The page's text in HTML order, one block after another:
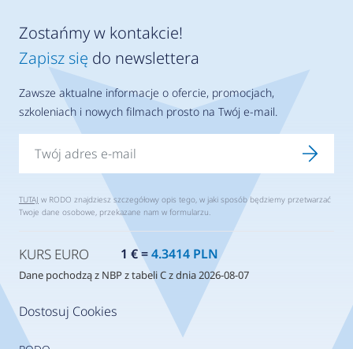
Dostosuj Cookies
Zostańmy w kontakcie!
Zapisz się do newslettera
Zawsze aktualne informacje o ofercie, promocjach,
szkoleniach i nowych filmach prosto na Twój e-mail.
TUTAJ w RODO znajdziesz szczegółowy opis tego, w jaki sposób będziemy przetwarzać
Twoje dane osobowe, przekazane nam w formularzu.
KURS EURO 1 € =4.3414 PLN
Dane pochodzą z NBP z tabeli C z dnia 2026-08-07